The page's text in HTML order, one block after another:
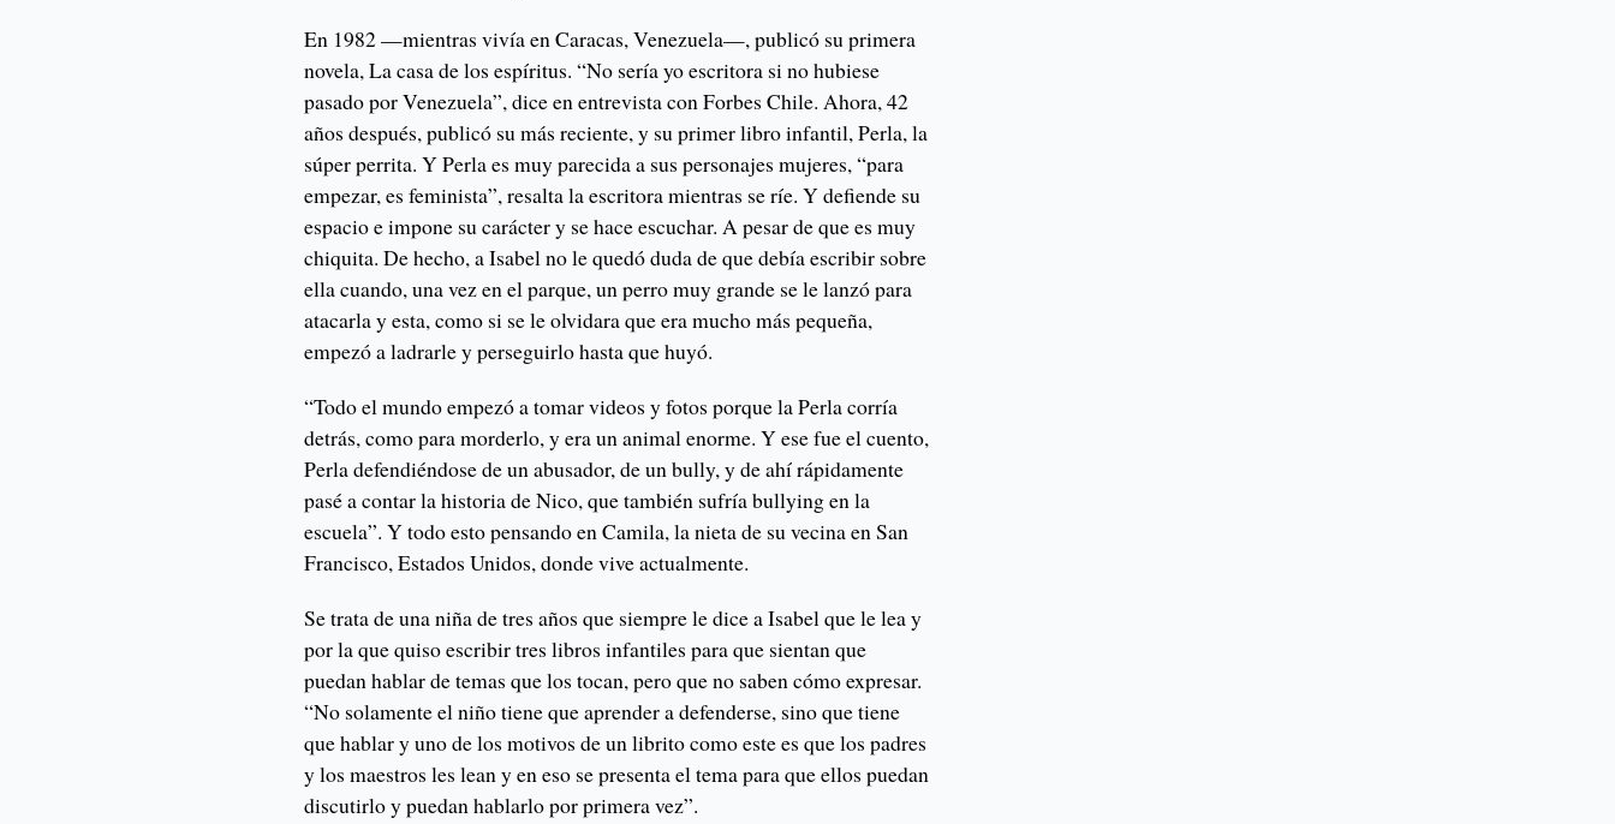
En 1982 —mientras vivía en Caracas, Venezuela—, publicó su primera
novela, La casa de los espíritus. “No sería yo escritora si no hubiese
pasado por Venezuela”, dice en entrevista con Forbes Chile. Ahora, 42
años después, publicó su más reciente, y su primer libro infantil, Perla, la
súper perrita. Y Perla es muy parecida a sus personajes mujeres, “para
empezar, es feminista”, resalta la escritora mientras se ríe. Y defiende su
espacio e impone su carácter y se hace escuchar. A pesar de que es muy
chiquita. De hecho, a Isabel no le quedó duda de que debía escribir sobre
ella cuando, una vez en el parque, un perro muy grande se le lanzó para
atacarla y esta, como si se le olvidara que era mucho más pequeña,
empezó a ladrarle y perseguirlo hasta que huyó.
“Todo el mundo empezó a tomar videos y fotos porque la Perla corría
detrás, como para morderlo, y era un animal enorme. Y ese fue el cuento,
Perla defendiéndose de un abusador, de un bully, y de ahí rápidamente
pasé a contar la historia de Nico, que también sufría bullying en la
escuela”. Y todo esto pensando en Camila, la nieta de su vecina en San
Francisco, Estados Unidos, donde vive actualmente.
Se trata de una niña de tres años que siempre le dice a Isabel que le lea y
por la que quiso escribir tres libros infantiles para que sientan que
puedan hablar de temas que los tocan, pero que no saben cómo expresar.
“No solamente el niño tiene que aprender a defenderse, sino que tiene
que hablar y uno de los motivos de un librito como este es que los padres
y los maestros les lean y en eso se presenta el tema para que ellos puedan
discutirlo y puedan hablarlo por primera vez”.